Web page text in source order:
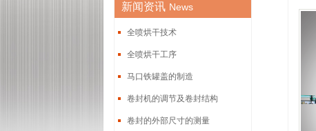
新闻资讯 News
全喷烘干技术
全喷烘干工序
马口铁罐盖的制造
卷封机的调节及卷封结构
卷封的外部尺寸的测量